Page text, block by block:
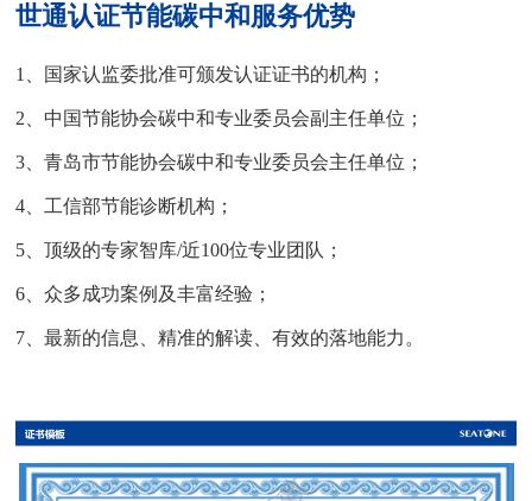
世通认证节能碳中和服务优势
1、国家认监委批准可颁发认证证书的机构；
2、中国节能协会碳中和专业委员会副主任单位；
3、青岛市节能协会碳中和专业委员会主任单位；
4、工信部节能诊断机构；
5、顶级的专家智库/近100位专业团队；
6、众多成功案例及丰富经验；
7、最新的信息、精准的解读、有效的落地能力。